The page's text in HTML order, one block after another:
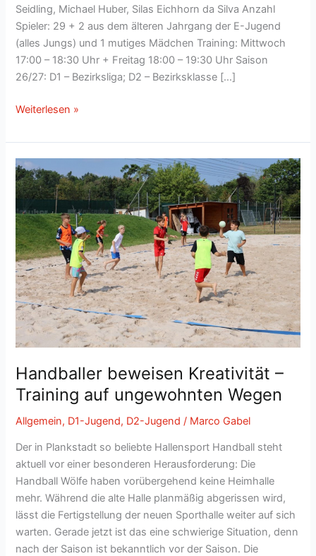
Seidling, Michael Huber, Silas Eichhorn da Silva Anzahl
Spieler: 29 + 2 aus dem älteren Jahrgang der E-Jugend
(alles Jungs) und 1 mutiges Mädchen Training: Mittwoch
17:00 – 18:30 Uhr + Freitag 18:00 – 19:30 Uhr Saison
26/27: D1 – Bezirksliga; D2 – Bezirksklasse […]
Mannschaftsvorstellungen:
D-
Jugend
Weiterlesen »
Handballer beweisen Kreativität –
Training auf ungewohnten Wegen
Allgemein, D1-Jugend, D2-Jugend / Marco Gabel
Der in Plankstadt so beliebte Hallensport Handball steht
aktuell vor einer besonderen Herausforderung: Die
Handball Wölfe haben vorübergehend keine Heimhalle
mehr. Während die alte Halle planmäßig abgerissen wird,
lässt die Fertigstellung der neuen Sporthalle weiter auf sich
warten. Gerade jetzt ist das eine schwierige Situation, denn
nach der Saison ist bekanntlich vor der Saison. Die